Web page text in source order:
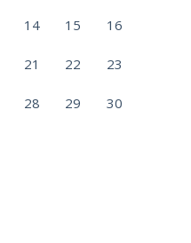
14 15 16
21 22 23
28 29 30